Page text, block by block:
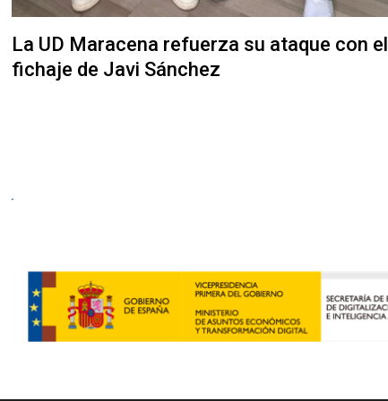
La UD Maracena refuerza su ataque con el
fichaje de Javi Sánchez